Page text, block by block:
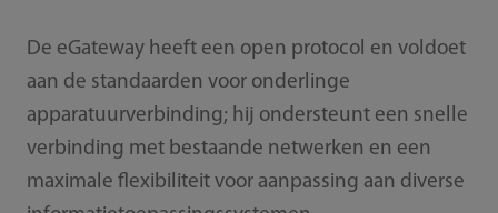
De eGateway heeft een open protocol en voldoet
aan de standaarden voor onderlinge
apparatuurverbinding; hij ondersteunt een snelle
verbinding met bestaande netwerken en een
maximale flexibiliteit voor aanpassing aan diverse